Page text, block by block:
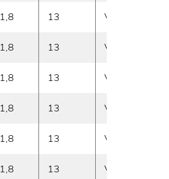
13 Vasen
13 Vasen
13 Vasen
13 Vasen
13 Vasen
13 Vasen